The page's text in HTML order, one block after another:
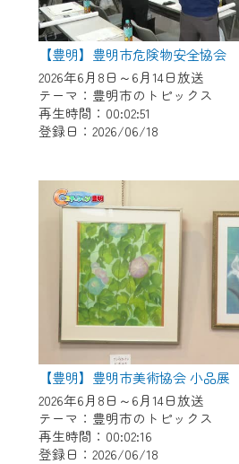
【豊明】豊明市危険物安全協
2026年6月8日～6月14日放送
テーマ：豊明市のトピックス
再生時間：00:02:51
登録日：2026/06/18
【豊明】豊明市美術協会 小品展
2026年6月8日～6月14日放送
テーマ：豊明市のトピックス
再生時間：00:02:16
登録日：2026/06/18